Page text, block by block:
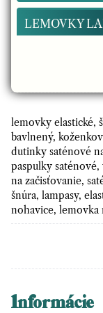
LEMOVKY
ŠNÚRKY
ŠIKMÝ
PASPULE,
lemovky elastické,
bavlnený,
dutinky saténové
paspulky
na začisťovanie,
šnúra, lampasy,
nohavice, lemovka
Informácie